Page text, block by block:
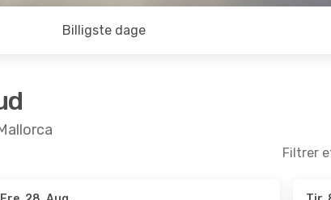
Billigste dage
Filtrer